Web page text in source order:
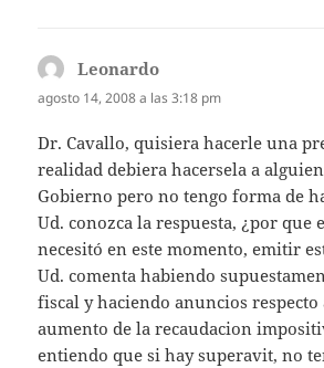
Leonardo
agosto 14, 2008 a las 3:18 pm
Dr. Cavallo, quisiera hacerle una
realidad debiera hacersela a
Gobierno pero no tengo forma de
Ud. conozca la respuesta, ¿por que
necesitó en este momento, emitir
Ud. comenta habiendo
fiscal y haciendo anuncios respecto
aumento de la recaudacion
entiendo que si hay superavit, no